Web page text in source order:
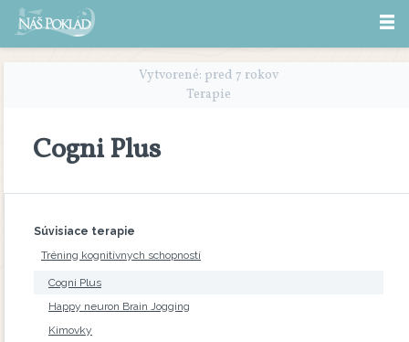
Vytvorené: pred 7 rokov
Terapie
Cogni Plus
Súvisiace terapie
Tréning kognitívnych schopností
Cogni Plus
Happy neuron Brain Jogging
Kimovky